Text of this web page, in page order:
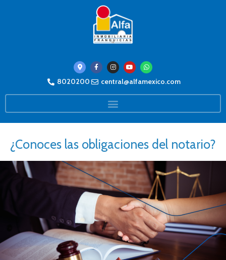
8020200 central@alfamexico.com
¿Conoces las obligaciones del notario?